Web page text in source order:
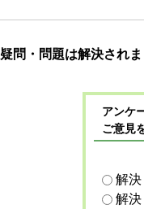
疑問・問題は解決され
アンケ
ご意見
解
解